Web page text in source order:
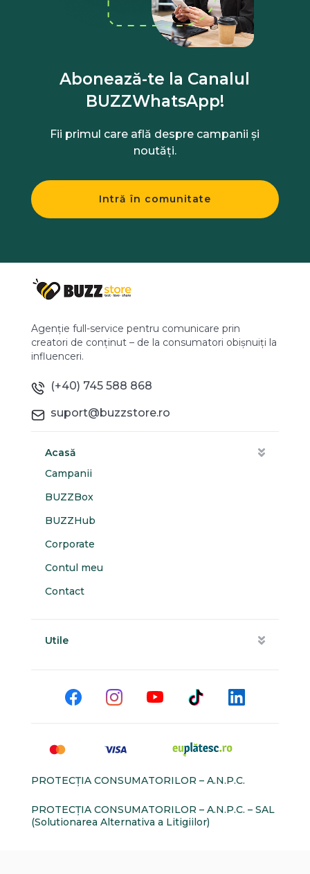
Abonează-te la Canalul
BUZZWhatsApp!
Fii primul care află despre campanii și
noutăți.
Intră în comunitate
Agenție full-service pentru comunicare prin
creatori de conținut – de la consumatori obișnuiți la
influenceri.
(+40) 745 588 868
suport@buzzstore.ro
Acasă
Campanii
BUZZBox
BUZZHub
Corporate
Contul meu
Contact
Utile
PROTECŢIA CONSUMATORILOR – A.N.P.C.
PROTECŢIA CONSUMATORILOR – A.N.P.C. – SAL
(Solutionarea Alternativa a Litigiilor)